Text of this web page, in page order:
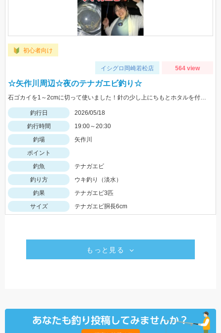
初心者向け
イシグロ岡崎若松店 564 view
☆矢作川周辺☆夜のテナガエビ釣り☆
石ゴカイを1～2cmに切って使いました！針の少し上にちもとホタルを付けるとアタリがわかりやすかったです♪
釣行日
2026/05/18
釣行時間
19:00～20:30
釣場
矢作川
ポイント
釣魚
テナガエビ
釣り方
ウキ釣り（淡水）
釣果
テナガエビ3匹
サイズ
テナガエビ胴長6cm
もっと見る